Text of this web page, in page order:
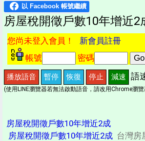
房屋稅開徵戶數10年增近2
您尚未登入會員！ 新會員註冊
帳號
密碼
播放語音 暫停 恢復 停止 減速 語
(使用LINE瀏覽器若無法啟動語音，請改用Chrome瀏
房屋稅開徵戶數10年增近2成
房屋稅開徵戶數10年增近2成 台灣房